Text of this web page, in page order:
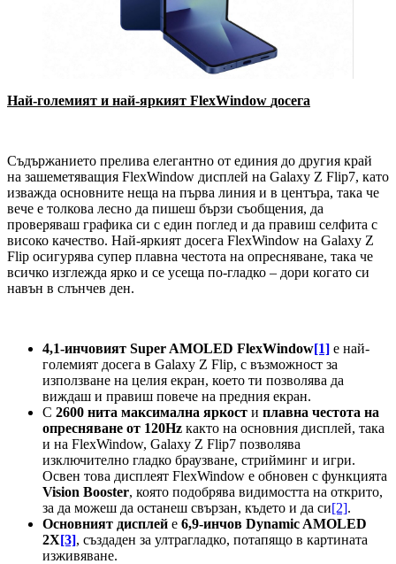
Най-големият и най-яркият FlexWindow досега
Съдържанието прелива елегантно от единия до другия край
на зашеметяващия FlexWindow дисплей на Galaxy Z Flip7, като
изважда основните неща на първа линия и в центъра, така че
вече е толкова лесно да пишеш бързи съобщения, да
проверяваш графика си с един поглед и да правиш селфита с
високо качество. Най-яркият досега FlexWindow на Galaxy Z
Flip осигурява супер плавна честота на опресняване, така че
всичко изглежда ярко и се усеща по-гладко – дори когато си
навън в слънчев ден.
4,1-инчовият Super AMOLED FlexWindow[1] е най-
големият досега в Galaxy Z Flip, с възможност за
използване на целия екран, което ти позволява да
виждаш и правиш повече на предния екран.
С 2600 нита максимална яркост и плавна честота на
опресняване от 120Hz както на основния дисплей, така
и на FlexWindow, Galaxy Z Flip7 позволява
изключително гладко браузване, стрийминг и игри.
Освен това дисплеят FlexWindow е обновен с функцията
Vision Booster, която подобрява видимостта на открито,
за да можеш да останеш свързан, където и да си[2].
Основният дисплей е 6,9-инчов Dynamic AMOLED
2X[3], създаден за ултрагладко, потапящо в картината
изживяване.